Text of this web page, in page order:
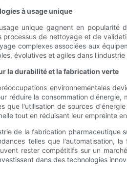
à usage unique
unique gagnent en
processus de nettoyage et de
complexes associées aux
évolutives et agiles dans
la durabilité et la fabrication verte
environnementales
réduire la consommation
que l'utilisation de sources
tout en réduisant leur empreinte
de la fabrication
telles que l'automatisation,
rester compétitifs sur un
dans des technologies